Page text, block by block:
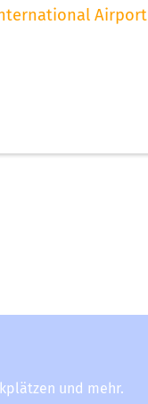
Airport
und mehr.